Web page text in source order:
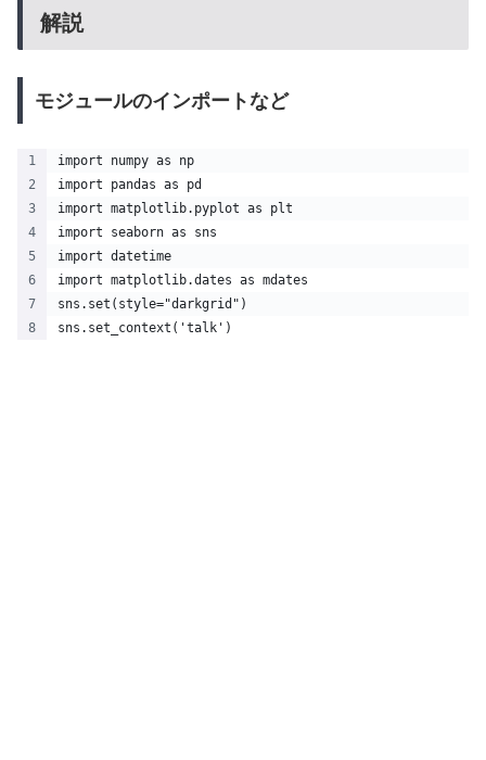
解説
モジュールのインポートなど
import numpy as np
import pandas as pd
import matplotlib.pyplot as plt
import seaborn as sns
import datetime
import matplotlib.dates as mdates
sns.set(style="darkgrid")
sns.set_context('talk')